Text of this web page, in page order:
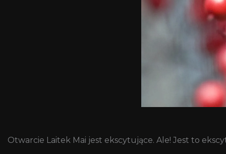
Otwarcie Laitek Mai jest ekscytujące. Ale! Jest to